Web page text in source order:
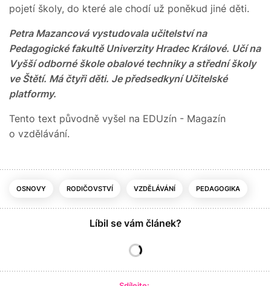
pojetí školy, do které ale chodí už poněkud jiné děti.
Petra Mazancová vystudovala učitelství na
Pedagogické fakultě Univerzity Hradec Králové. Učí na
Vyšší odborné škole obalové techniky a střední školy
ve Štětí. Má čtyři děti. Je předsedkyní Učitelské
platformy.
Tento text původně vyšel na EDUzín - Magazín
o vzdělávání.
OSNOVY RODIČOVSTVÍ VZDĚLÁVÁNÍ PEDAGOGIKA
Líbil se vám článek?